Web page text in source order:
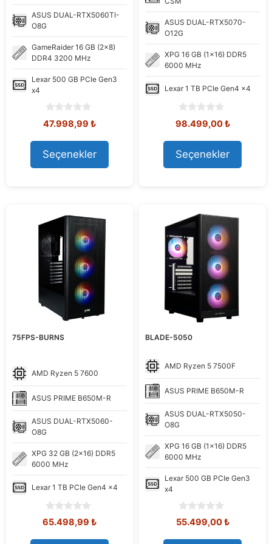
ASUS DUAL-RTX5060TI-
O8G
GameRaider 16 GB (2x8)
DDR4 3200 MHz
Lexar 500 GB PCIe Gen3
x4
0
o
u
t
o
f
Orijinal
58.450,11 ₺.
47.998,99 ₺Şu
Seçenekler
ASUS DUAL-RTX5070-
O12G
XPG 16 GB (1x16) DDR5
6000 MHz
Lexar 1 TB PCIe Gen4 x4
0
o
u
t
o
f
Orijinal
108.576,92 ₺.
98.499,00₺Şu
Seçenekler
75FPS-BURNS
AMD Ryzen 5 7600
ASUS PRIME B650M-R
ASUS DUAL-RTX5060-
O8G
XPG 32 GB (2x16) DDR5
6000 MHz
Lexar 1 TB PCIe Gen4 x4
0
o
u
Orijinal
65.498,99 ₺Şu
BLADE-5050
AMD Ryzen 5 7500F
ASUS PRIME B650M-R
ASUS DUAL-RTX5050-
O8G
XPG 16 GB (1x16) DDR5
6000 MHz
Lexar 500 GB PCIe Gen3
x4
0
o
u
Orijinal
55.499,00₺Şu